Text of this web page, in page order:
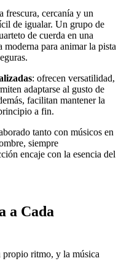
frescura, cercanía y un
de igualar. Un grupo de
de cuerda en una
moderna para animar la pista
: ofrecen versatilidad,
adaptarse al gusto de
facilitan mantener la
a fin.
tanto con músicos en
siempre
encaje con la esencia del
a Cada
propio ritmo, y la música